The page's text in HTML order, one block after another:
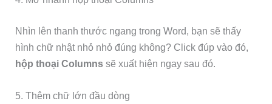
Nhìn lên thanh thước ngang trong Word, bạn sẽ thấy
hình chữ nhật nhỏ nhỏ đúng không? Click đúp vào đó,
hộp thoại Columns sẽ xuất hiện ngay sau đó.
5. Thêm chữ lớn đầu dòng